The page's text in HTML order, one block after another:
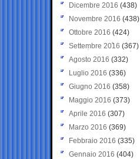
Dicembre 2016 (438)
Novembre 2016 (438)
Ottobre 2016 (424)
Settembre 2016 (367)
Agosto 2016 (332)
Luglio 2016 (336)
Giugno 2016 (358)
Maggio 2016 (373)
Aprile 2016 (307)
Marzo 2016 (369)
Febbraio 2016 (335)
Gennaio 2016 (404)